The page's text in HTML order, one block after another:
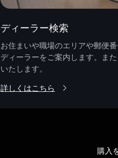
ディーラー検索
お住まいや職場のエリアや郵便
ディーラーをご案内します。ま
いたします。
詳しくはこちら
購入